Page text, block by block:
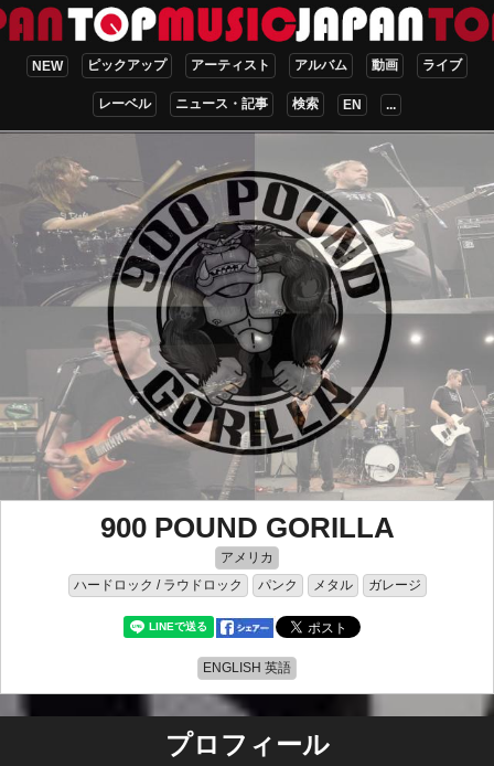
NEW ピックアップ アーティスト アルバム 動画 ライブ
レーベル ニュース・記事 検索 EN ...
900 POUND GORILLA
アメリカ
ハードロック / ラウドロック
パンク メタル ガレージ
ENGLISH 英語
プロフィール